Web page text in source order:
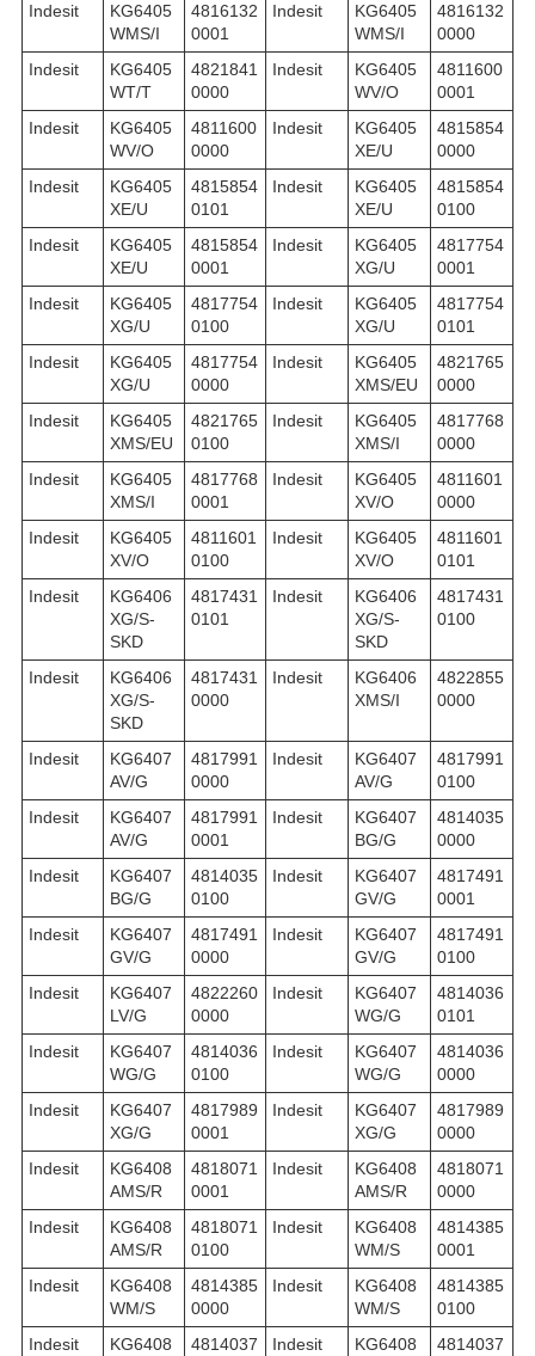
Indesit
KG6405
WMS/I
4816132
0001
Indesit
KG6405
WMS/I
4816132
0000
Indesit
KG6405
WT/T
4821841
0000
Indesit
KG6405
WV/O
4811600
0001
Indesit
KG6405
WV/O
4811600
0000
Indesit
KG6405
XE/U
4815854
0000
Indesit
KG6405
XE/U
4815854
0101
Indesit
KG6405
XE/U
4815854
0100
Indesit
KG6405
XE/U
4815854
0001
Indesit
KG6405
XG/U
4817754
0001
Indesit
KG6405
XG/U
4817754
0100
Indesit
KG6405
XG/U
4817754
0101
Indesit
KG6405
XG/U
4817754
0000
Indesit
KG6405
XMS/EU
4821765
0000
Indesit
KG6405
XMS/EU
4821765
0100
Indesit
KG6405
XMS/I
4817768
0000
Indesit
KG6405
XMS/I
4817768
0001
Indesit
KG6405
XV/O
4811601
0000
Indesit
KG6405
XV/O
4811601
0100
Indesit
KG6405
XV/O
4811601
0101
Indesit
KG6406
XG/S-
SKD
4817431
0101
Indesit
KG6406
XG/S-
SKD
4817431
0100
Indesit
KG6406
XG/S-
SKD
4817431
0000
Indesit
KG6406
XMS/I
4822855
0000
Indesit
KG6407
AV/G
4817991
0000
Indesit
KG6407
AV/G
4817991
0100
Indesit
KG6407
AV/G
4817991
0001
Indesit
KG6407
BG/G
4814035
0000
Indesit
KG6407
BG/G
4814035
0100
Indesit
KG6407
GV/G
4817491
0001
Indesit
KG6407
GV/G
4817491
0000
Indesit
KG6407
GV/G
4817491
0100
Indesit
KG6407
LV/G
4822260
0000
Indesit
KG6407
WG/G
4814036
0101
Indesit
KG6407
WG/G
4814036
0100
Indesit
KG6407
WG/G
4814036
0000
Indesit
KG6407
XG/G
4817989
0001
Indesit
KG6407
XG/G
4817989
0000
Indesit
KG6408
AMS/R
4818071
0001
Indesit
KG6408
AMS/R
4818071
0000
Indesit
KG6408
AMS/R
4818071
0100
Indesit
KG6408
WM/S
4814385
0001
Indesit
KG6408
WM/S
4814385
0000
Indesit
KG6408
WM/S
4814385
0100
Indesit
KG6408
4814037
Indesit
KG6408
4814037